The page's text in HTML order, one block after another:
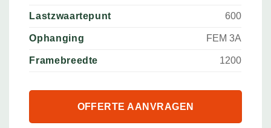
Lastzwaartepunt 600
Ophanging FEM 3A
Framebreedte 1200
OFFERTE AANVRAGEN